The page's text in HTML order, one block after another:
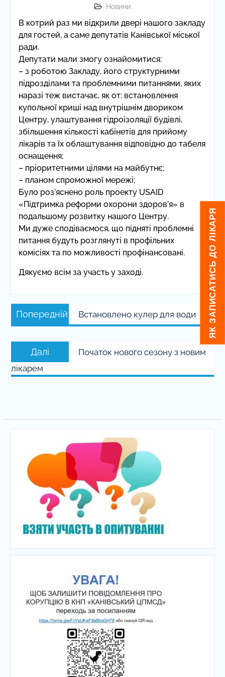
Новини
В котрий раз ми відкрили двері нашого закладу
для гостей, а саме депутатів Канівської міської
ради.
Депутати мали змогу ознайомитися:
– з роботою Закладу, його структурними
підрозділами та проблемними питаннями, яких
наразі теж вистачає, як от: встановлення
купольної криші над внутрішнім двориком
Центру, улаштування гідроізоляції будівлі,
збільшення кількості кабінетів для прийому
лікарів та їх облаштування відповідно до табеля
оснащення;
– пріоритетними цілями на майбутнє;
– планом спроможної мережі;
Було роз’яснено роль проекту USAID
«Підтримка реформи охорони здоров’я» в
подальшому розвитку нашого Центру.
Ми дуже сподіваємося, що підняті проблемні
питання будуть розглянуті в профільних
комісіях та по можливості профінансовані.
Дякуємо всім за участь у заході.
Навігація
записів
Попередній
запис:
Встановлено кулер для води
Далі
запис:
Початок нового сезону з новим
лікарем
ЯК ЗАПИСАТИСЬ ДО ЛІКАРЯ